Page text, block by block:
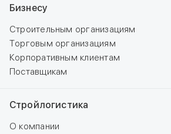
Бизнесу
Строительным организациям
Торговым организациям
Корпоративным клиентам
Поставщикам
Стройлогистика
О компании